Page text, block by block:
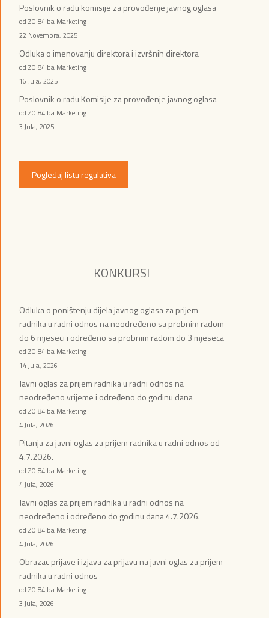
Poslovnik o radu komisije za provođenje javnog oglasa
od ZOI84.ba Marketing
22 Novembra, 2025
Odluka o imenovanju direktora i izvršnih direktora
od ZOI84.ba Marketing
16 Jula, 2025
Poslovnik o radu Komisije za provođenje javnog oglasa
od ZOI84.ba Marketing
3 Jula, 2025
Pogledaj listu regulativa
KONKURSI
Odluka o poništenju dijela javnog oglasa za prijem
radnika u radni odnos na neodređeno sa probnim radom
do 6 mjeseci i određeno sa probnim radom do 3 mjeseca
od ZOI84.ba Marketing
14 Jula, 2026
Javni oglas za prijem radnika u radni odnos na
neodređeno vrijeme i određeno do godinu dana
od ZOI84.ba Marketing
4 Jula, 2026
Pitanja za javni oglas za prijem radnika u radni odnos od
4.7.2026.
od ZOI84.ba Marketing
4 Jula, 2026
Javni oglas za prijem radnika u radni odnos na
neodređeno i određeno do godinu dana 4.7.2026.
od ZOI84.ba Marketing
4 Jula, 2026
Obrazac prijave i izjava za prijavu na javni oglas za prijem
radnika u radni odnos
od ZOI84.ba Marketing
3 Jula, 2026